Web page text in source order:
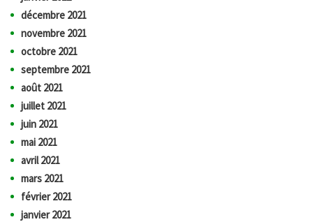
décembre 2021
novembre 2021
octobre 2021
septembre 2021
août 2021
juillet 2021
juin 2021
mai 2021
avril 2021
mars 2021
février 2021
janvier 2021